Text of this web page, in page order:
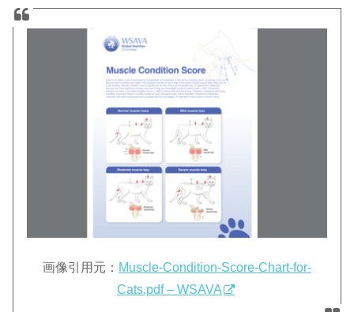
画像引用元： Muscle-Condition-Score-Chart-for-
Cats.pdf – WSAVA